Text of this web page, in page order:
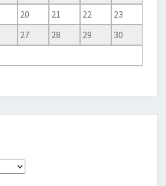
20 21 22
23
27 28 29
30